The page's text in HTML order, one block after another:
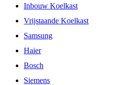
Inbouw Koelkast
Vrijstaande Koelkast
Samsung
Haier
Bosch
Siemens